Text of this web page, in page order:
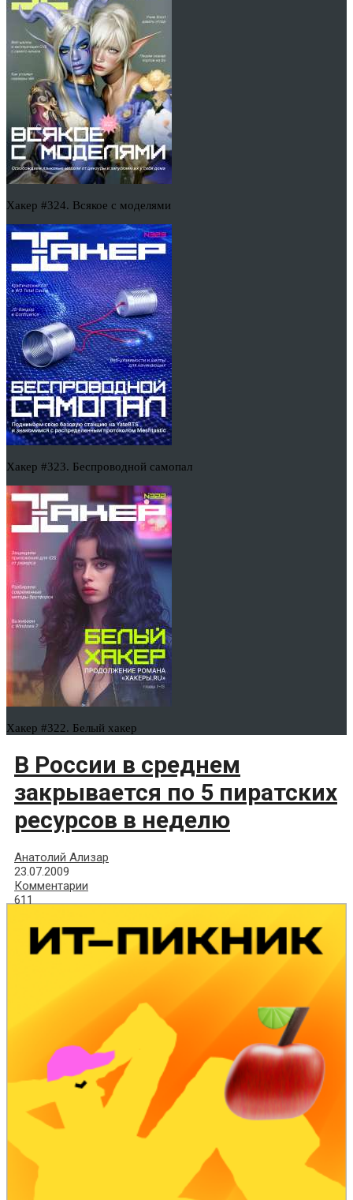
Хакер #324. Всякое с моделями
Хакер #323. Беспроводной самопал
Хакер #322. Белый хакер
В России в среднем
закрывается по 5 пиратских
ресурсов в неделю
Анатолий Ализар
23.07.2009
Комментарии
611